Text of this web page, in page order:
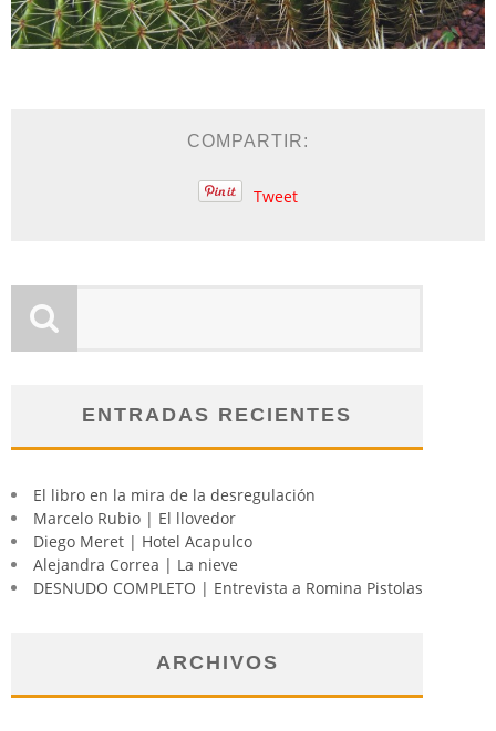
COMPARTIR:
Tweet
ENTRADAS RECIENTES
El libro en la mira de la desregulación
Marcelo Rubio | El llovedor
Diego Meret | Hotel Acapulco
Alejandra Correa | La nieve
DESNUDO COMPLETO | Entrevista a Romina Pistolas
ARCHIVOS